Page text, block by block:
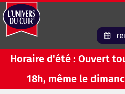
Horaire d'été : Ouvert
18h, même le